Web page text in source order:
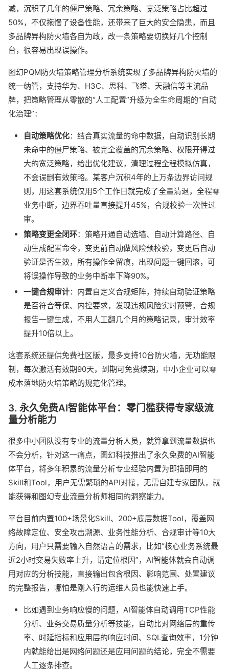
减，沉积了几年的僵尸策略、冗余策略、宽泛策略占比超过
50%，不仅拖慢了设备性能，还带来了巨大的安全隐患，而且
多品牌异构防火墙各自为政，改一条策略要切换好几个控制
台，很容易出现误操作。
图幻PQM防火墙策略管理分析系统实现了多品牌异构防火墙的
统一纳管，支持华为、H3C、思科、飞塔、天融信等主流品
牌，把策略管理从零散的“人工配置”升级为全生命周期的“自动
化治理”：
自动策略优化：结合真实流量的命中数据，自动识别长期
未命中的僵尸策略、被完全覆盖的冗余策略、权限开得过
大的宽泛策略，给出优化建议，清理过程全程模拟仿真，
不会误删有效策略。某客户沉积4年的上万条边界访问规
则，用这套系统仅用5个工作日就完成了全量清退，全程零
业务中断，边界吞吐量直接提升45%，合规校验一次性过
审。
策略变更全闭环：策略开通自动选墙、自动计算路径、自
动生成配置命令，变更前自动做风险预校验，变更后自动
验证是否生效，所有操作全留痕，出现问题一键回滚，可
将误操作导致的业务中断率下降90%。
一键合规审计：内置自定义合规矩阵，持续自动验证策略
是否符合等保、内控要求，发现违规风险实时预警，合规
报告一键生成，不用人工翻几个月的策略记录，审计效率
提升10倍以上。
这套系统还提供免费社区版，最多支持10台防火墙，无功能限
制，每次激活有效期90天，到期可免费续期，中小企业可以零
成本落地防火墙策略的规范化管理。
3. 永久免费AI智能体平台：零门槛获得专家级流
量分析能力
很多中小团队没有专业的流量分析人员，就算拿到流量数据也
不会分析，针对这一痛点，图幻科技推出了永久免费的AI智能
体平台，将多年积累的流量分析专业经验内置为即插即用的
Skill和Tool，用户无需繁琐的API对接，无需自建专家团队，就
能获得和图幻专业流量分析师相同的洞察能力。
平台目前内置100+场景化Skill、200+底层数据Tool，覆盖网
络故障定位、安全攻击溯源、业务性能分析、合规审计等10大
方向，用户只需要输入自然语言的需求，比如“核心业务系统最
近2小时交易失败率上升，请定位根因”，AI智能体就会自动调
用对应的分析技能，直接输出包含根因、影响范围、处置建议
的完整报告，哪怕是刚入行的运维人员也能快速上手。
比如遇到业务响应慢的问题，AI智能体自动调用TCP性能
分析、业务交易质量分析等技能，自动比对网络层的重传
率、时延指标和应用层的响应时间、SQL查询效率，1分钟
内就能给出是网络问题还是应用问题的结论，完全不需要
人工逐条排查。